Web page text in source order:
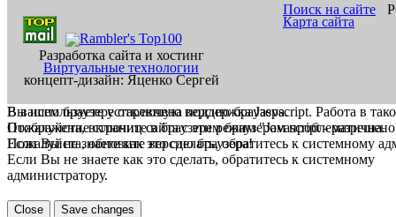
Разработка сайта и хостинг
Виртуальные технологии
концепт-дизайн: Яценко Сергей
Поиск на сайте
Карта сайта
В вашем браузере отключена поддержка Jasvscript. Работа в
Пожалуйста, включите в браузере режим "Javascript -
Если Вы не знаете как это сделать, обратитесь к системному
Вы используете устаревшую версию браузера.
Отображение страниц сайта с этим браузером проблематична.
Пожалуйста, обновите версию браузера!
Если Вы не знаете как это сделать, обратитесь к системному
администратору.
Close Save changes